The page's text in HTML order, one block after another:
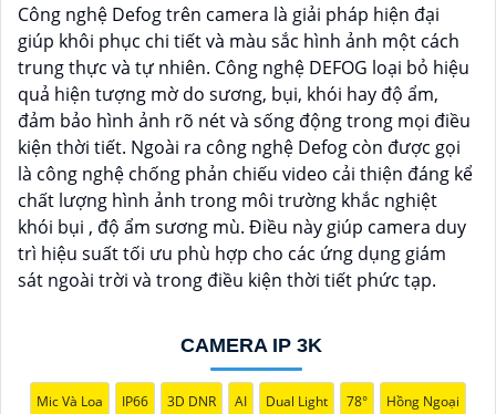
quả thông qua điện thoại di động không nên bỏ lỡ. Với
khả năng xoay 360 độ và điều chỉnh trực tiếp từ ứng
dụng trên điện thoại việc quản lý và giám sát không
còn bao giờ đơn giản hơn.
Ứng dụng camera wifi 360 chống trộm không chỉ
dành cho gia đình mà còn phù hợp cho văn phòng,
cửa hàng với chi phí tiết kiệm, đẳng cấp an ninh mà
không tốn kém.
Công nghệ Defog trên camera là giải pháp hiện đại
giúp khôi phục chi tiết và màu sắc hình ảnh một cách
trung thực và tự nhiên. Công nghệ DEFOG loại bỏ hiệu
quả hiện tượng mờ do sương, bụi, khói hay độ ẩm,
đảm bảo hình ảnh rõ nét và sống động trong mọi điều
kiện thời tiết. Ngoài ra công nghệ Defog còn được gọi
là công nghệ chống phản chiếu video cải thiện đáng kể
chất lượng hình ảnh trong môi trường khắc nghiệt
khói bụi , độ ẩm sương mù. Điều này giúp camera duy
trì hiệu suất tối ưu phù hợp cho các ứng dụng giám
sát ngoài trời và trong điều kiện thời tiết phức tạp.
CAMERA IP 3K
Mic Và Loa IP66 3D DNR AI Dual Light 78° Hồng Ngoại